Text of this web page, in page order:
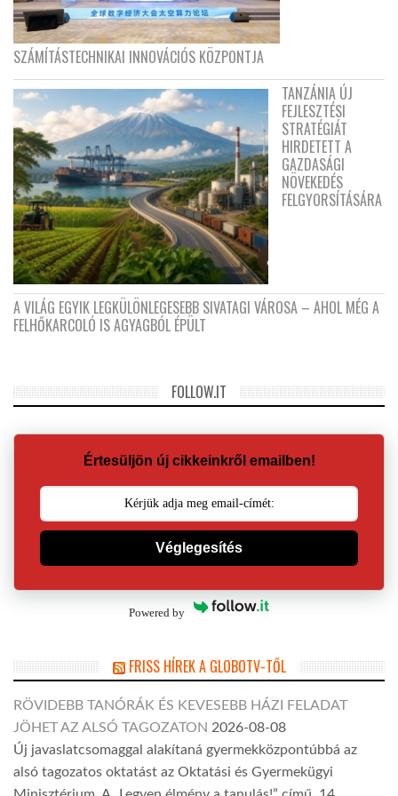
SZÁMÍTÁSTECHNIKAI INNOVÁCIÓS KÖZPONTJA
TANZÁNIA ÚJ
FEJLESZTÉSI
STRATÉGIÁT
HIRDETETT A
GAZDASÁGI
NÖVEKEDÉS
FELGYORSÍTÁSÁRA
A VILÁG EGYIK LEGKÜLÖNLEGESEBB SIVATAGI VÁROSA – AHOL MÉG A
FELHŐKARCOLÓ IS AGYAGBÓL ÉPÜLT
FOLLOW.IT
Értesüljön új cikkeinkről emailben!
Véglegesítés
Powered by
FRISS HÍREK A GLOBOTV-TŐL
RÖVIDEBB TANÓRÁK ÉS KEVESEBB HÁZI FELADAT
JÖHET AZ ALSÓ TAGOZATON 2026-08-08
Új javaslatcsomaggal alakítaná gyermekközpontúbbá az
alsó tagozatos oktatást az Oktatási és Gyermekügyi